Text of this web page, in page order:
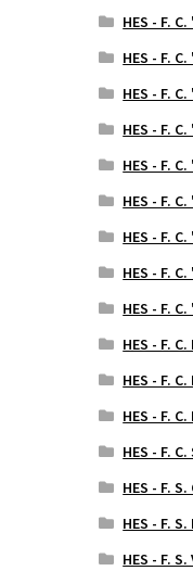
HES - F.
HES - F.
HES - F.
HES - F.
HES - F.
HES - F.
HES - F.
HES - F.
HES - F.
HES - F.
HES - F.
HES - F.
HES - F.
HES - F.
HES - F.
HES - F.